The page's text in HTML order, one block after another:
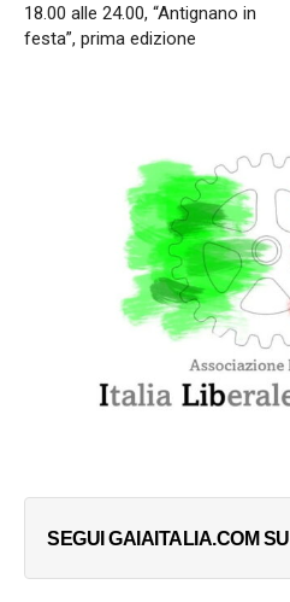
18.00 alle 24.00, “Antignano in
festa”, prima edizione
SEGUI GAIAITALIA.COM SU